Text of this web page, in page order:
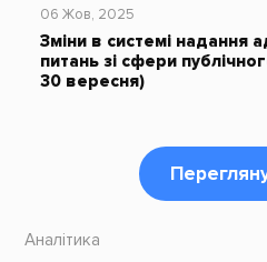
06 Жов, 2025
Зміни в системі надання
питань зі сфери
30 вересня)
Аналітика